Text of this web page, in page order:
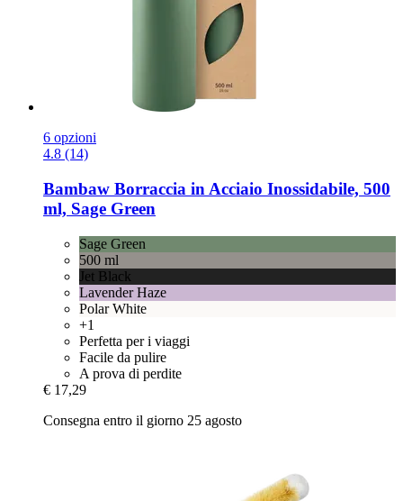
6 opzioni
4.8 (14)
Bambaw Borraccia in Acciaio Inossidabile, 500
ml, Sage Green
Sage Green
500 ml
Jet Black
Lavender Haze
Polar White
+1
Perfetta per i viaggi
Facile da pulire
A prova di perdite
€ 17,29
Consegna entro il giorno 25 agosto